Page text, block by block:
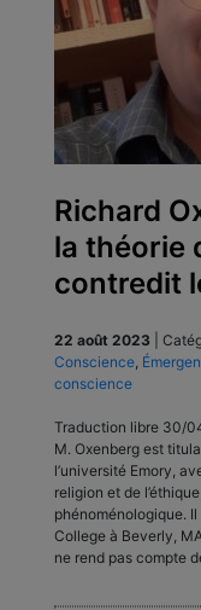
Richard
la théorie
contredit
22 août 2023
Conscience
conscience
Traduction libre 30/
M. Oxenberg est
l’université Emory,
religion et de
phénoménologique.
College à Beverly,
ne rend pas compte